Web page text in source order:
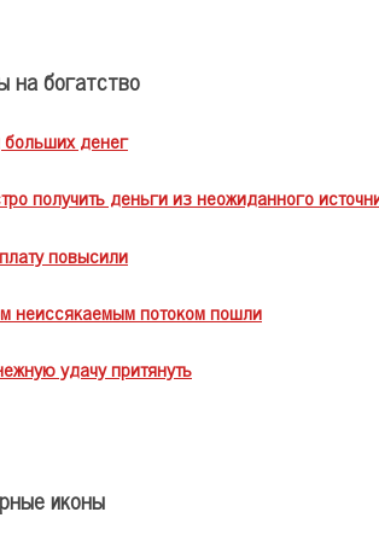
на богатство
денег
получить деньги из неожиданного
повысили
неиссякаемым потоком пошли
удачу притянуть
иконы